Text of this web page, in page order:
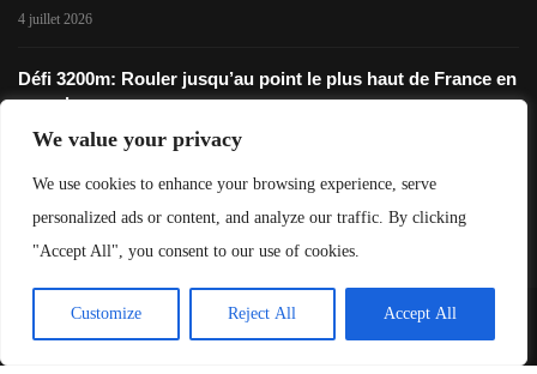
We value your privacy
We use cookies to enhance your browsing experience, serve
personalized ads or content, and analyze our traffic. By clicking
"Accept All", you consent to our use of cookies.
Customize Reject All Accept All
4 juillet 2026
Défi 3200m: Rouler jusqu’au point le plus haut de France en
gravel
28 novembre 2025
The Old Ghost Road: Tout Savoir Sur L’Itinéraire
12 mai 2025
©2023 / Destinations Gravel